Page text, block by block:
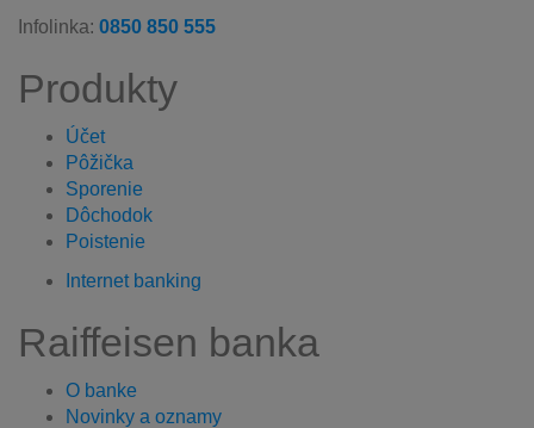
Infolinka: 0850 850 555
Produkty
Účet
Pôžička
Sporenie
Dôchodok
Poistenie
Internet banking
Raiffeisen banka
O banke
Novinky a oznamy